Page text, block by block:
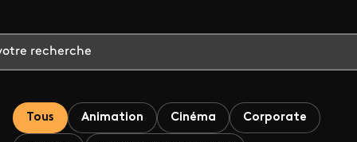
Tous Animation Cinéma Corporate